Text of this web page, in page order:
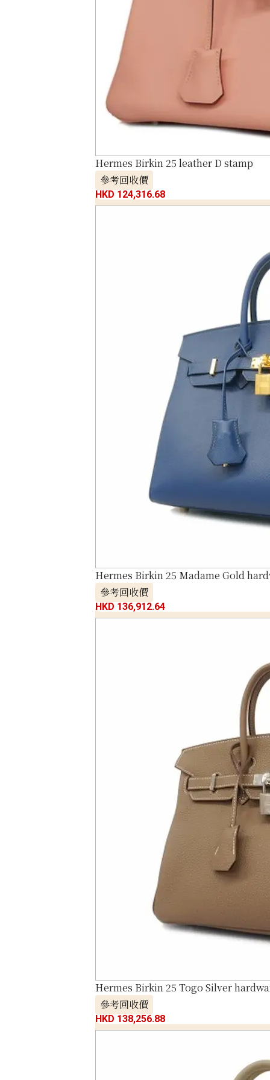
Hermes Birkin 25 leather D stamp
參考回收價
HKD 124,316.68
Hermes Birkin 25 Madame Gold
參考回收價
HKD 136,912.64
Hermes Birkin 25 Togo Silver
參考回收價
HKD 138,256.88